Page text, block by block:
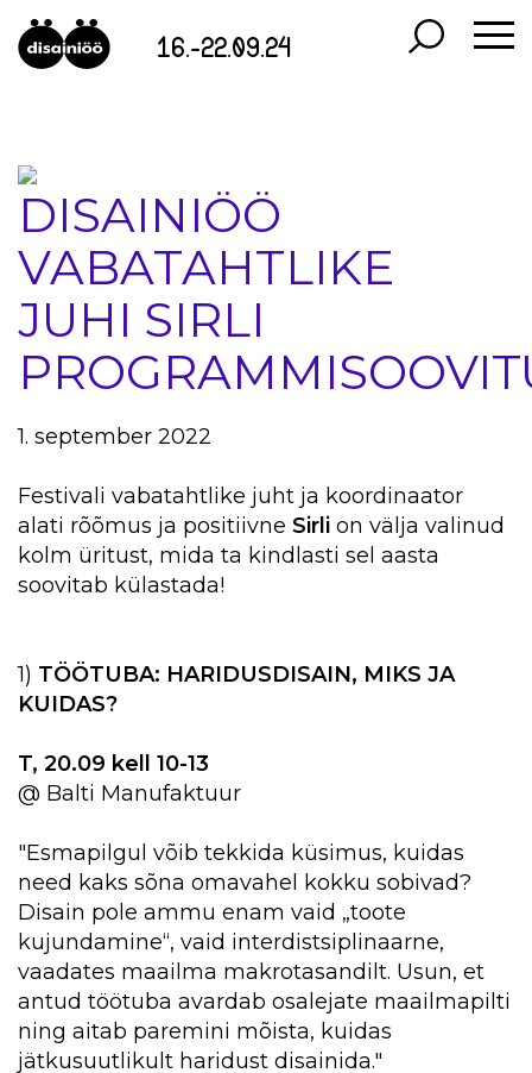
16.-22.09.24
DISAINIÖÖ
VABATAHTLIKE
JUHI SIRLI
1. september 2022
Festivali vabatahtlike juht ja koordinaator
alati rõõmus ja positiivne Sirli on välja valinud
kolm üritust, mida ta kindlasti sel aasta
soovitab külastada!
1) TÖÖTUBA: HARIDUSDISAIN, MIKS JA
KUIDAS?
T, 20.09 kell 10-13
@ Balti Manufaktuur
"Esmapilgul võib tekkida küsimus, kuidas
need kaks sõna omavahel kokku sobivad?
Disain pole ammu enam vaid „toote
kujundamine“, vaid interdistsiplinaarne,
vaadates maailma makrotasandilt. Usun, et
antud töötuba avardab osalejate maailmapilti
ning aitab paremini mõista, kuidas
jätkusuutlikult haridust disainida."